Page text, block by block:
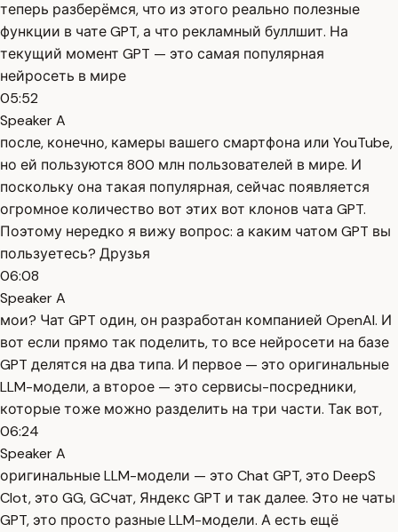
теперь разберёмся, что из этого реально полезные
функции в чате GPT, а что рекламный буллшит. На
текущий момент GPT — это самая популярная
нейросеть в мире
05:52
Speaker A
после, конечно, камеры вашего смартфона или YouTube,
но ей пользуются 800 млн пользователей в мире. И
поскольку она такая популярная, сейчас появляется
огромное количество вот этих вот клонов чата GPT.
Поэтому нередко я вижу вопрос: а каким чатом GPT вы
пользуетесь? Друзья
06:08
Speaker A
мои? Чат GPT один, он разработан компанией OpenAI. И
вот если прямо так поделить, то все нейросети на базе
GPT делятся на два типа. И первое — это оригинальные
LLM-модели, а второе — это сервисы-посредники,
которые тоже можно разделить на три части. Так вот,
06:24
Speaker A
оригинальные LLM-модели — это Chat GPT, это DeepS
Clot, это GG, GCчат, Яндекс GPT и так далее. Это не чаты
GPT, это просто разные LLM-модели. А есть ещё